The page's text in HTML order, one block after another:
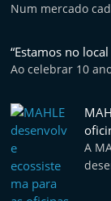
Num mercado
“Estamos no
Ao celebrar 10
A